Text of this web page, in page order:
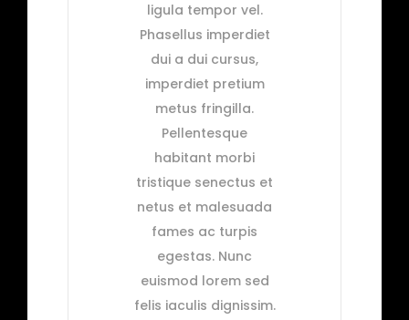
ligula tempor vel.
Phasellus imperdiet
dui a dui cursus,
imperdiet pretium
metus fringilla.
Pellentesque
habitant morbi
tristique senectus et
netus et malesuada
fames ac turpis
egestas. Nunc
euismod lorem sed
felis iaculis dignissim.